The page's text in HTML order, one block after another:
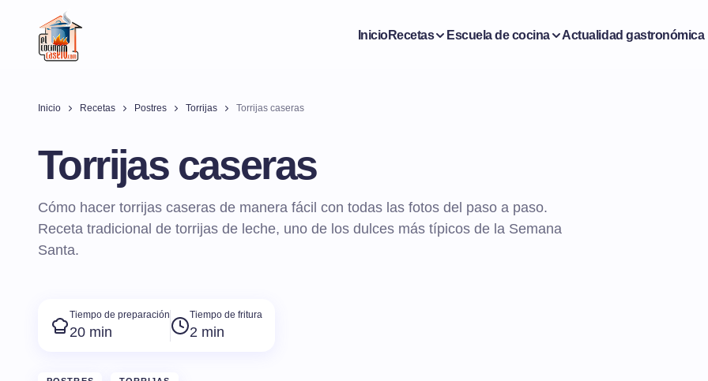
InicioRecetas Escuela de cocina Actualidad gastronómica
Inicio Recetas Postres Torrijas Torrijas caseras
Torrijas caseras
Cómo hacer torrijas caseras de manera fácil con todas las fotos del paso a paso.
Receta tradicional de torrijas de leche, uno de los dulces más típicos de la Semana
Santa.
Tiempo de preparación
20 min
Tiempo de fritura
2 min